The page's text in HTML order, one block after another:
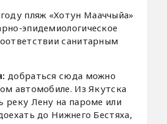
пляж «Хотун Мааччыйа»
эпидемиологическое
санитарным
добраться сюда можно
автомобиле. Из Якутска
реку Лену на пароме или
до Нижнего Бестяха,